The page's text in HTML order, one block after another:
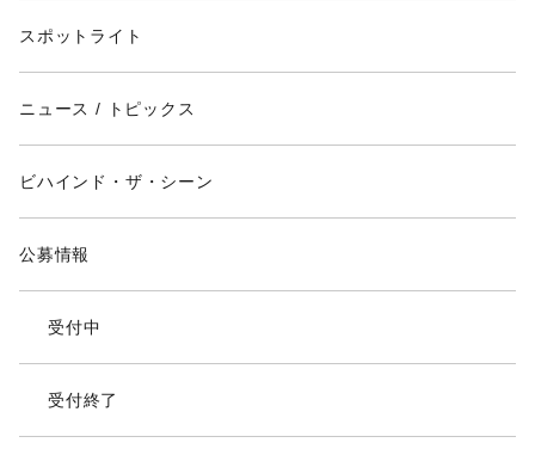
スポットライト
ニュース / トピックス
ビハインド・ザ・シーン
公募情報
受付中
受付終了